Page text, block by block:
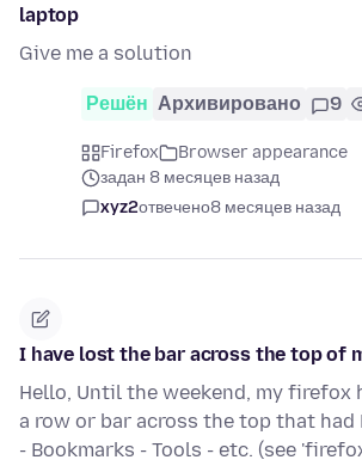
laptop
Give me a solution
Решён Архивировано 9
Firefox
Browser appearance
задан 8 месяцев назад
xyz2отвечено8 месяцев назад
I have lost the bar across the top of
Hello, Until the weekend, my firefox
a row or bar across the top that had
- Bookmarks - Tools - etc. (see